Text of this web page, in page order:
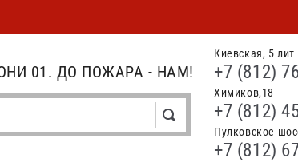
Киевская, 5 лит
+7 (812)
Химиков,18
+7 (812)
Пулковское
+7 (812)
01. ДО ПОЖАРА - НАМ!